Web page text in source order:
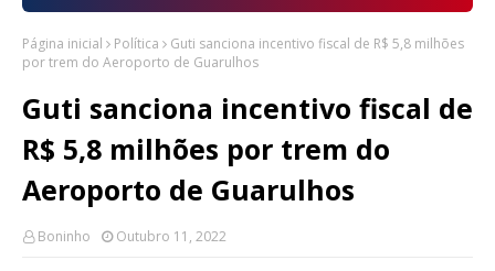
Página inicial Política
Guti sanciona incentivo fiscal de R$ 5,8 milhões
por trem do Aeroporto de Guarulhos
Guti sanciona incentivo fiscal de
R$ 5,8 milhões por trem do
Aeroporto de Guarulhos
Boninho Outubro 11, 2022